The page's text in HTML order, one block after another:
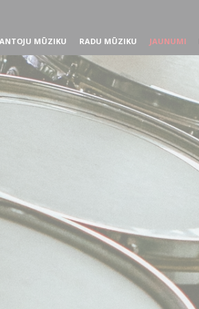
MŪZIKU RADU MŪZIKU JAUNUMI